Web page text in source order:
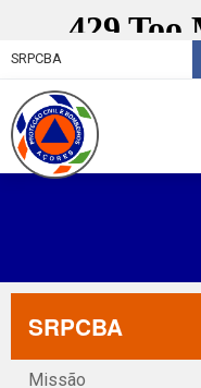
SRPCBA
SRPCBA
Missão